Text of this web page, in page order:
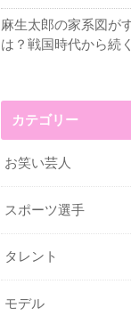
麻生太郎の家系図が
は？戦国時代から続
カテゴリー
お笑い芸人
スポーツ選手
タレント
モデル